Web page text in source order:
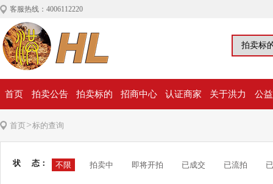
客服热线：4006112220
首页 拍卖公告 拍卖标的 招商中心 认证商家 关于洪力 公
首页>标的查询
状 态： 不限 拍卖中 即将开拍 已成交 已流拍